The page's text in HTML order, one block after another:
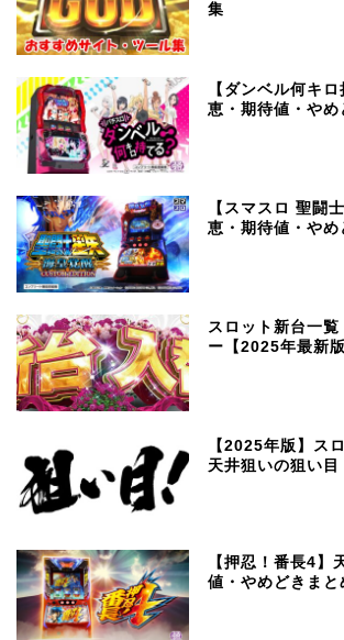
集
【ダンベル何キ
恵・期待値・やめ
【スマスロ 聖闘
恵・期待値・やめ
スロット新台一
ー【2025年最新版
【2025年版】ス
天井狙いの狙い
【押忍！番長4】
値・やめどきまと